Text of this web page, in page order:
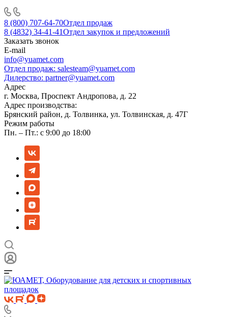
8 (800) 707-64-70Отдел продаж
8 (4832) 34-41-41Отдел закупок и предложений
Заказать звонок
E-mail
info@yuamet.com
Отдел продаж: salesteam@yuamet.com
Дилерство: partner@yuamet.com
Адрес
г. Москва, Проспект Андропова, д. 22
Адрес производства:
Брянский район, д. Толвинка, ул. Толвинская, д. 47Г
Режим работы
Пн. – Пт.: с 9:00 до 18:00